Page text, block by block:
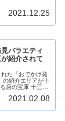
2021.12.25
バラエティ
紹介されて
た「おでかけ発
の紹介エリアが十
店の宝庫 十三の
2021.02.08